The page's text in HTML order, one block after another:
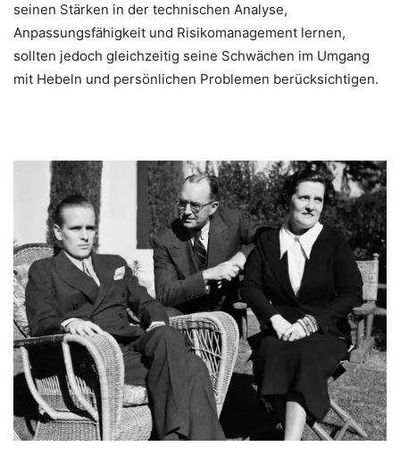
seinen Stärken in der technischen Analyse,
Anpassungsfähigkeit und Risikomanagement lernen,
sollten jedoch gleichzeitig seine Schwächen im Umgang
mit Hebeln und persönlichen Problemen berücksichtigen.